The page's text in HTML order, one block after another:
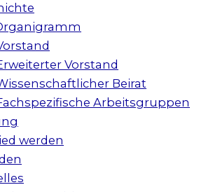
Vorstand
Beirat
Arbeitsgruppen
werden